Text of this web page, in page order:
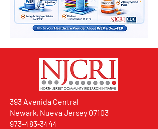
393 Avenida Central
Newark, Nueva Jersey 07103
973-483-3444